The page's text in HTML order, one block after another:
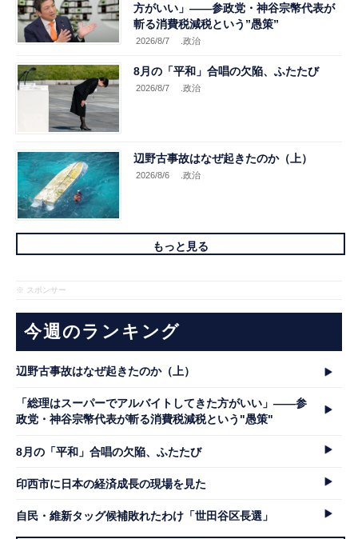
方がいい」――参政党・神谷宗幣代表が
斬る消費税減税という”愚策”
2026/8/7 .政治
8月の「平和」合唱の欠陥、ふたたび
2026/8/7 .政治
辺野古事故はなぜ起きたのか（上）
2026/8/6 .政治
もっと見る
※ スポンサー
今週のランキング
辺野古事故はなぜ起きたのか（上）
「総理はスーパーでアルバイトしてきた方がいい」――参
政党・神谷宗幣代表が斬る消費税減税という"愚策"
8月の「平和」合唱の欠陥、ふたたび
印西市に日本の経済成長の現場を見た
自民・維新タッグ候補敗れたわけ「世田谷区長選」